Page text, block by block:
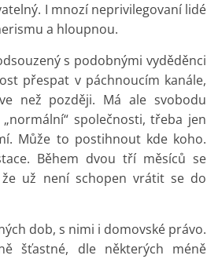
I mnozí neprivilegovaní lidé
a hloupnou.
s podobnými vyděděnci
přespat v páchnoucím kanále,
než později. Má ale svobodu
společnosti, třeba jen
Může to postihnout kde koho.
Během dvou tří měsíců se
už není schopen vrátit se do
dob, s nimi i domovské právo.
šťastné, dle některých méně